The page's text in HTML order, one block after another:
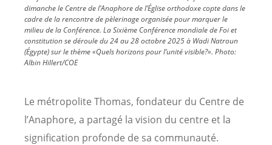
dimanche le Centre de l’Anaphore de l’Église orthodoxe copte dans le
cadre de la rencontre de pèlerinage organisée pour marquer le
milieu de la Conférence. La Sixième Conférence mondiale de Foi et
constitution se déroule du 24 au 28 octobre 2025 à Wadi Natroun
(Égypte) sur le thème «Quels horizons pour l’unité visible?». Photo:
Albin Hillert/COE
Le métropolite Thomas, fondateur du Centre de
l’Anaphore, a partagé la vision du centre et la
signification profonde de sa communauté.